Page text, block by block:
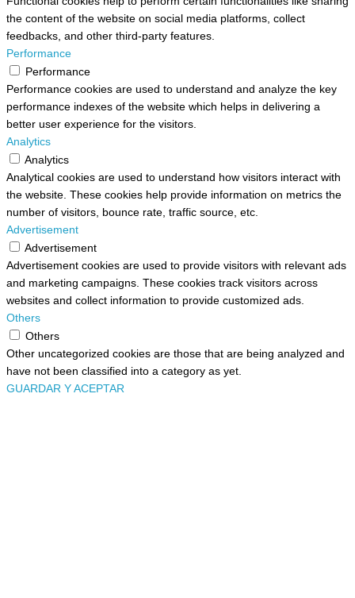
the content of the website on social media platforms, collect
feedbacks, and other third-party features.
Performance
Performance
Performance cookies are used to understand and analyze the key
performance indexes of the website which helps in delivering a
better user experience for the visitors.
Analytics
Analytics
Analytical cookies are used to understand how visitors interact with
the website. These cookies help provide information on metrics the
number of visitors, bounce rate, traffic source, etc.
Advertisement
Advertisement
Advertisement cookies are used to provide visitors with relevant ads
and marketing campaigns. These cookies track visitors across
websites and collect information to provide customized ads.
Others
Others
Other uncategorized cookies are those that are being analyzed and
have not been classified into a category as yet.
GUARDAR Y ACEPTAR